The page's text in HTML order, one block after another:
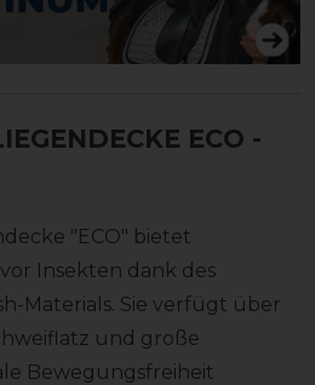
ECO -
"ECO" bietet
Insekten dank des
Materials. Sie verfügt über
und große
Bewegungsfreiheit